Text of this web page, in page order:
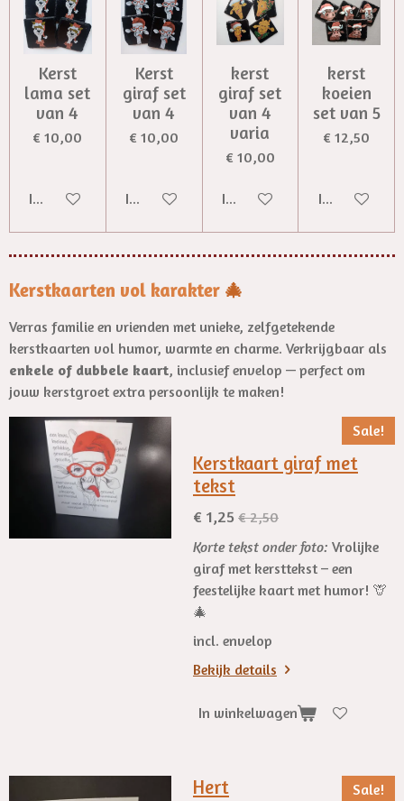
Kerst
lama set
van 4
€ 10,00
In winkelwagen
Kerst
giraf set
van 4
€ 10,00
In winkelwagen
kerst
giraf set
van 4
varia
€ 10,00
In winkelwagen
kerst
koeien
set van 5
€ 12,50
In
Kerstkaarten vol karakter 🎄
Verras familie en vrienden met unieke, zelfgetekende
kerstkaarten vol humor, warmte en charme. Verkrijgbaar als
enkele of dubbele kaart, inclusief envelop — perfect om
jouw kerstgroet extra persoonlijk te maken!
Sale!
Kerstkaart giraf met
tekst
€ 1,25 € 2,50
Korte tekst onder foto: Vrolijke
giraf met kersttekst – een
feestelijke kaart met humor! 🦒
🎄
incl. envelop
Bekijk details
In winkelwagen
Sale!
Hert